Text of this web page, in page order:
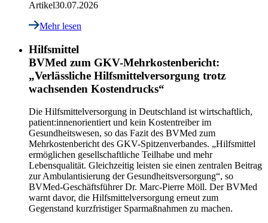
Artikel30.07.2026
Mehr lesen
Hilfsmittel
BVMed zum GKV-Mehrkostenbericht:
„Verlässliche Hilfsmittelversorgung trotz
wachsenden Kostendrucks“
Die Hilfsmittelversorgung in Deutschland ist wirtschaftlich,
patient:innenorientiert und kein Kostentreiber im
Gesundheitswesen, so das Fazit des BVMed zum
Mehrkostenbericht des GKV-Spitzenverbandes. „Hilfsmittel
ermöglichen gesellschaftliche Teilhabe und mehr
Lebensqualität. Gleichzeitig leisten sie einen zentralen Beitrag
zur Ambulantisierung der Gesundheitsversorgung“, so
BVMed-Geschäftsführer Dr. Marc-Pierre Möll. Der BVMed
warnt davor, die Hilfsmittelversorgung erneut zum
Gegenstand kurzfristiger Sparmaßnahmen zu machen.